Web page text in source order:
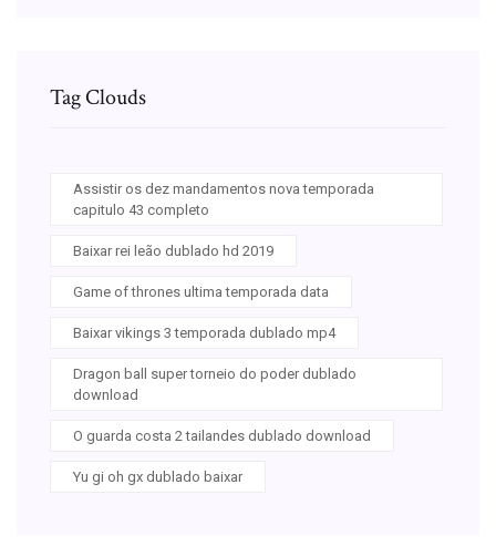
Tag Clouds
Assistir os dez mandamentos nova temporada
capitulo 43 completo
Baixar rei leão dublado hd 2019
Game of thrones ultima temporada data
Baixar vikings 3 temporada dublado mp4
Dragon ball super torneio do poder dublado
download
O guarda costa 2 tailandes dublado download
Yu gi oh gx dublado baixar